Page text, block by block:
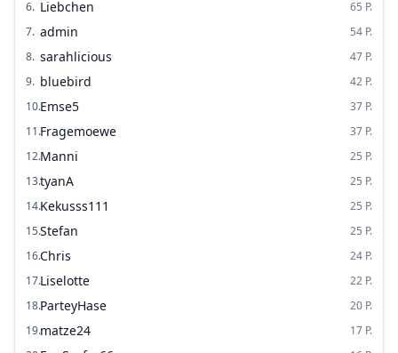
6. Liebchen 65 P.
7. admin 54 P.
8. sarahlicious 47 P.
9. bluebird 42 P.
10.Emse5 37 P.
11.Fragemoewe 37 P.
12.Manni 25 P.
13.tyanA 25 P.
14.Kekusss111 25 P.
15.Stefan 25 P.
16.Chris 24 P.
17.Liselotte 22 P.
18.ParteyHase 20 P.
19.matze24 17 P.